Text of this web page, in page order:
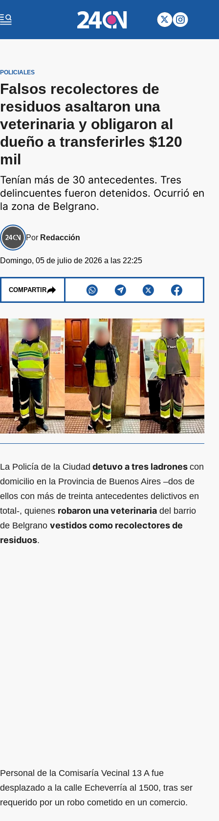
POLICIALES
Falsos recolectores de
residuos asaltaron una
veterinaria y obligaron al
dueño a transferirles $120
mil
Tenían más de 30 antecedentes. Tres
delincuentes fueron detenidos. Ocurrió en
la zona de Belgrano.
Por Redacción
Domingo, 05 de julio de 2026 a las 22:25
COMPARTIR
La Policía de la Ciudad detuvo a tres ladrones con
domicilio en la Provincia de Buenos Aires –dos de
ellos con más de treinta antecedentes delictivos en
total-, quienes robaron una veterinaria del barrio
de Belgrano vestidos como recolectores de
residuos.
Personal de la Comisaría Vecinal 13 A fue
desplazado a la calle Echeverría al 1500, tras ser
requerido por un robo cometido en un comercio.